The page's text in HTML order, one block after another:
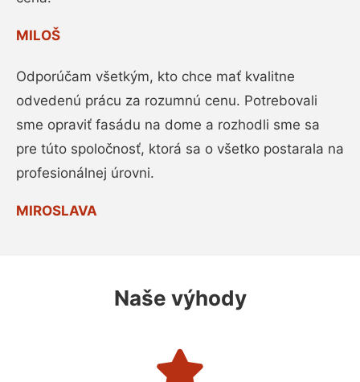
MILOŠ
Odporúčam všetkým, kto chce mať kvalitne
odvedenú prácu za rozumnú cenu. Potrebovali
sme opraviť fasádu na dome a rozhodli sme sa
pre túto spoločnosť, ktorá sa o všetko postarala na
profesionálnej úrovni.
MIROSLAVA
Naše výhody